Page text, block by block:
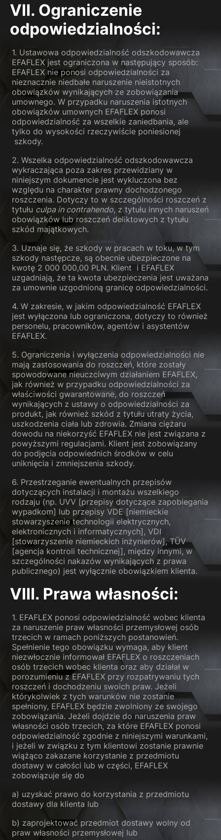
VII. Ograniczenie
odpowiedzialności:
1. Ustawowa odpowiedzialność odszkodowawcza
EFAFLEX jest ograniczona w następujący sposób:
EFAFLEX nie ponosi odpowiedzialności za
nieznacznie niedbałe naruszenie nieistotnych
obowiązków wynikających ze zobowiązania
umownego. W przypadku naruszenia istotnych
obowiązków umownych EFAFLEX ponosi
odpowiedzialność za wszelkie zaniedbania, ale
tylko do wysokości rzeczywiście poniesionej
szkody.
2. Wszelka odpowiedzialność odszkodowawcza
wykraczająca poza zakres przewidziany w
niniejszym dokumencie jest wykluczona bez
względu na charakter prawny dochodzonego
roszczenia. Dotyczy to w szczególności roszczeń z
tytułu culpa in contrahendo, z tytułu innych naruszeń
obowiązków lub roszczeń deliktowych z tytułu
szkód majątkowych.
3. Uznaje się, że szkody w pracach w toku, w tym
szkody następcze, są obecnie ubezpieczone na
kwotę 2 000 000,00 PLN. Klient i EFAFLEX
uzgadniają, że ta kwota ubezpieczenia jest uważana
za umownie uzgodnioną granicę odpowiedzialności.
4. W zakresie, w jakim odpowiedzialność EFAFLEX
jest wyłączona lub ograniczona, dotyczy to również
personelu, pracowników, agentów i asystentów
EFAFLEX.
5. Ograniczenia i wyłączenia odpowiedzialności nie
mają zastosowania do roszczeń, które zostały
spowodowane nieuczciwym działaniem EFAFLEX,
jak również w przypadku odpowiedzialności za
właściwości gwarantowane, do roszczeń
wynikających z ustawy o odpowiedzialności za
produkt, jak również szkód z tytułu utraty życia,
uszkodzenia ciała lub zdrowia. Zmiana ciężaru
dowodu na niekorzyść EFAFLEX nie jest związana z
powyższymi regulacjami. Klient jest zobowiązany
do podjęcia odpowiednich środków w celu
uniknięcia i zmniejszenia szkody.
6. Przestrzeganie ewentualnych przepisów
dotyczących instalacji i montażu wszelkiego
rodzaju (np. UVV [przepisy dotyczące zapobiegania
wypadkom] lub przepisy VDE [niemieckie
stowarzyszenie technologii elektrycznych,
elektronicznych i informatycznych], VDI
[stowarzyszenie niemieckich inżynierów], TÜV
[agencja kontroli technicznej], między innymi, w
szczególności nakazów wynikających z prawa
publicznego) jest wyłącznie obowiązkiem klienta.
VIII. Prawa własności:
1. EFAFLEX ponosi odpowiedzialność wobec klienta
za naruszenie praw własności przemysłowej osób
trzecich w ramach poniższych postanowień.
Spełnienie tego obowiązku wymaga, aby klient
niezwłocznie informował EFAFLEX o roszczeniach
osób trzecich wobec klienta oraz aby działał w
porozumieniu z EFAFLEX przy rozpatrywaniu tych
roszczeń i dochodzeniu swoich praw. Jeżeli
którykolwiek z tych warunków nie zostanie
spełniony, EFAFLEX będzie zwolniony ze swojego
zobowiązania. Jeżeli dojdzie do naruszenia praw
własności osób trzecich, za które EFAFLEX ponosi
odpowiedzialność zgodnie z niniejszymi warunkami,
i jeżeli w związku z tym klientowi zostanie prawnie
wiążąco zakazane korzystanie z przedmiotu
dostawy w całości lub w części, EFAFLEX
zobowiązuje się do
a) uzyskać prawo do korzystania z przedmiotu
dostawy dla klienta lub
b) zaprojektować przedmiot dostawy wolny od
praw własności przemysłowej lub